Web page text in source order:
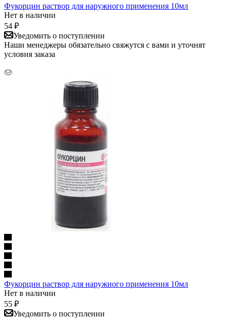
Фукорцин раствор для наружного применения 10мл
Нет в наличии
54 ₽
Уведомить о поступлении
Наши менеджеры обязательно свяжутся с вами и уточнят
условия заказа
Фукорцин раствор для наружного применения 10мл
Нет в наличии
55 ₽
Уведомить о поступлении